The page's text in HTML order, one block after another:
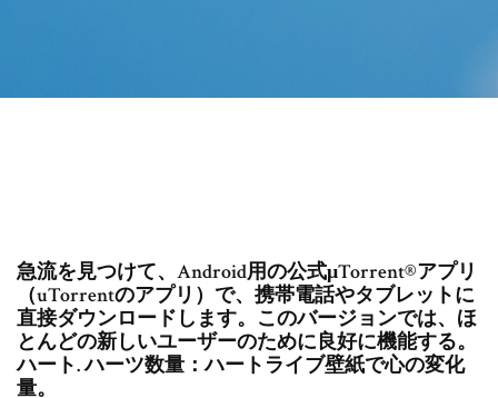
急流を見つけて、Android用の公式μTorrent®アプリ
（uTorrentのアプリ）で、携帯電話やタブレットに
直接ダウンロードします。このバージョンでは、ほ
とんどの新しいユーザーのために良好に機能する。
ハート. ハーツ数量：ハートライブ壁紙で心の変化
量。